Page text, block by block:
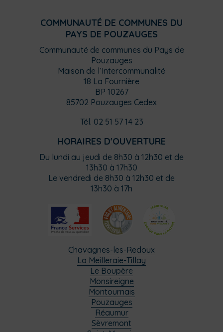
COMMUNAUTÉ DE COMMUNES DU
PAYS DE POUZAUGES
Communauté de communes du Pays de
Pouzauges
Maison de l’Intercommunalité
18 La Fournière
BP 10267
85702 Pouzauges Cedex
Tél. 02 51 57 14 23
HORAIRES D'OUVERTURE
Du lundi au jeudi de 8h30 à 12h30 et de
13h30 à 17h30
Le vendredi de 8h30 à 12h30 et de
13h30 à 17h
Chavagnes-les-Redoux
La Meilleraie-Tillay
Le Boupère
Monsireigne
Montournais
Pouzauges
Réaumur
Sèvremont